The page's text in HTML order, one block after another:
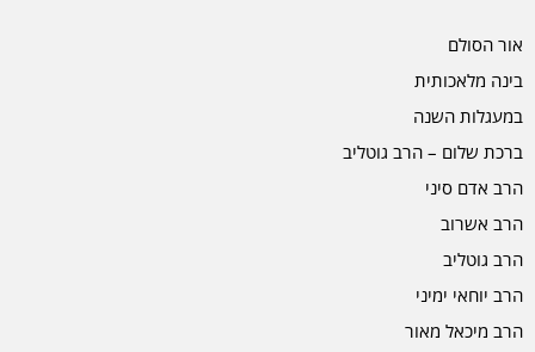
אור הסולם
בינה מלאכותית
במעגלות השנה
ברכת שלום – הרב גוטליב
הרב אדם סיני
הרב אשרוב
הרב גוטליב
הרב יוחאי ימיני
הרב מיכאל מאור